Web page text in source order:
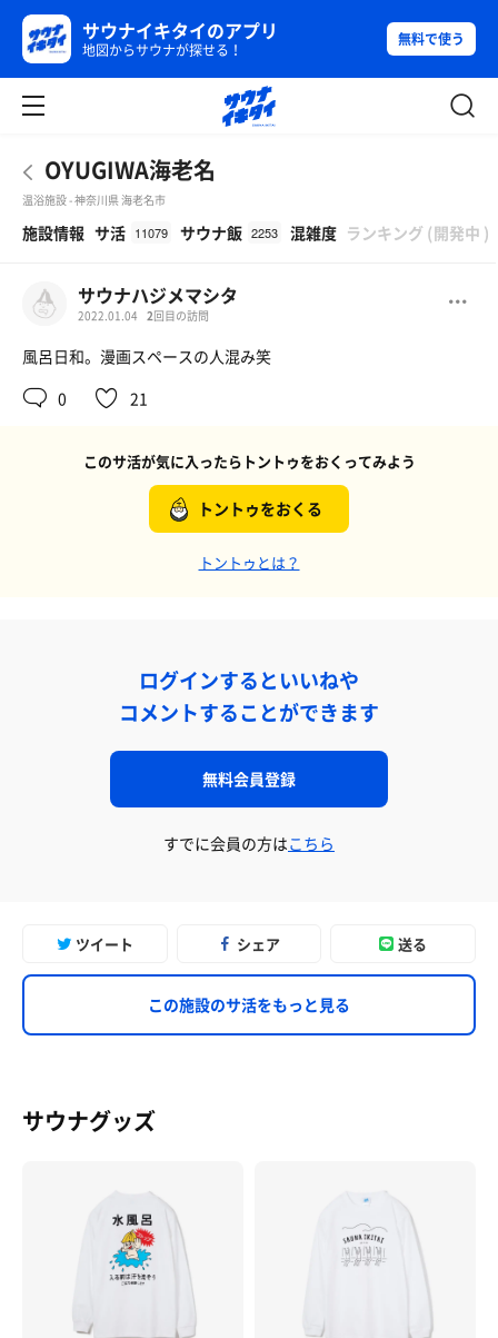
サウナイキタイのアプリ
地図からサウナが探せる！
無料で使う
OYUGIWA海老名
温浴施設 - 神奈川県 海老名市
施設情報 サ活 11079 サウナ飯 2253 混雑度 ランキング (開発中 )
サウナハジメマシタ
2022.01.04 2回目の訪問
風呂日和。漫画スペースの人混み笑
0
21
このサ活が気に入ったらトントゥをおくってみよう
トントゥをおくる
トントゥとは？
ログインするといいねや
コメントすることができます
無料会員登録
すでに会員の方はこちら
ツイート シェア 送る
この施設のサ活をもっと見る
サウナグッズ